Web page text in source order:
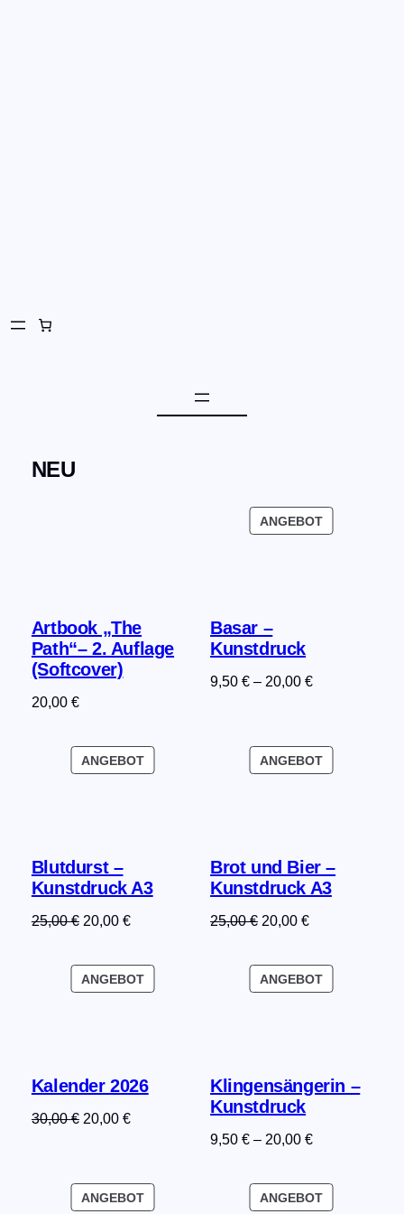
NEU
Artbook „The
Path“– 2. Auflage
(Softcover)
20,00 €
ANGEBOTPRODUKT
Basar –
Kunstdruck
9,50€ – 20,00€
ANGEBOTPRODUKT
Blutdurst –
Kunstdruck A3
25,00€ Ursprünglicher
war:
25,00 €
20,00 €Aktueller
ist:
20,00 €.
ANGEBOTPRODUKT
Brot und Bier –
Kunstdruck A3
25,00€ Ursprünglicher
war:
25,00 €
20,00€Aktueller
ist:
20,00 €.
ANGEBOTPRODUKT
Kalender 2026
30,00€ Ursprünglicher
30,00 €
20,00 €Aktueller
20,00 €.
ANGEBOTPRODUKT
Klingensängerin –
Kunstdruck
9,50€ – 20,00€
ANGEBOTPRODUKT
ANGEBOTPRODUKT